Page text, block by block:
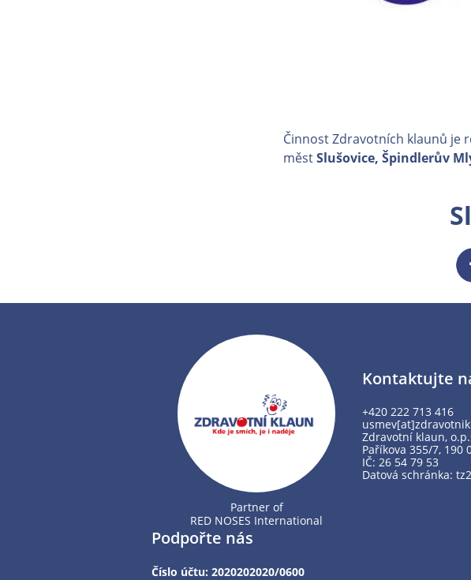
Činnost Zdravotních klaunů je
městSlušovice, Špindlerův
Partner of
RED NOSES International
Podpořte nás
Číslo účtu: 2020202020/0600
Kontaktujte
+420 222 713 416
Zdravotní klaun,
Paříkova 355/7, 190
IČ: 26 54 79 53
Datová schránka: